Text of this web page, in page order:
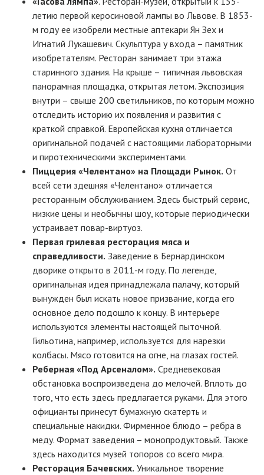
летию первой керосиновой лампы во Львове. В 1853-
м году ее изобрели местные аптекари Ян Зех и
Игнатий Лукашевич. Скульптура у входа – памятник
изобретателям. Ресторан занимает три этажа
старинного здания. На крыше – типичная львовская
панорамная площадка, открытая летом. Экспозиция
внутри – свыше 200 светильников, по которым можно
отследить историю их появления и развития с
краткой справкой. Европейская кухня отличается
оригинальной подачей с настоящими лабораторными
и пиротехническими экспериментами.
Пиццерия «Челентано» на Площади Рынок. От
всей сети здешняя «Челентано» отличается
ресторанным обслуживанием. Здесь быстрый сервис,
низкие цены и необычны шоу, которые периодически
устраивает повар-виртуоз.
Первая грилевая ресторация мяса и
справедливости. Заведение в Бернардинском
дворике открыто в 2011-м году. По легенде,
оригинальная идея принадлежала палачу, который
вынужден был искать новое призвание, когда его
основное дело подошло к концу. В интерьере
используются элементы настоящей пыточной.
Гильотина, например, используется для нарезки
колбасы. Мясо готовится на огне, на глазах гостей.
Реберная «Под Арсеналом». Средневековая
обстановка воспроизведена до мелочей. Вплоть до
того, что есть здесь предлагается руками. Для этого
официанты принесут бумажную скатерть и
специальные накидки. Фирменное блюдо – ребра в
меду. Формат заведения – монопродуктовый. Также
здесь находится музей топоров со всего мира.
Ресторация Бачевских. Уникальное творение